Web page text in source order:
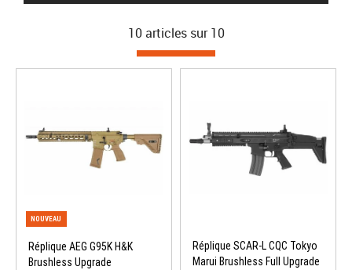
10 articles sur 10
Réplique AEG G95K H&K
Brushless Upgrade
Réplique SCAR-L CQC Tokyo
Marui Brushless Full Upgrade